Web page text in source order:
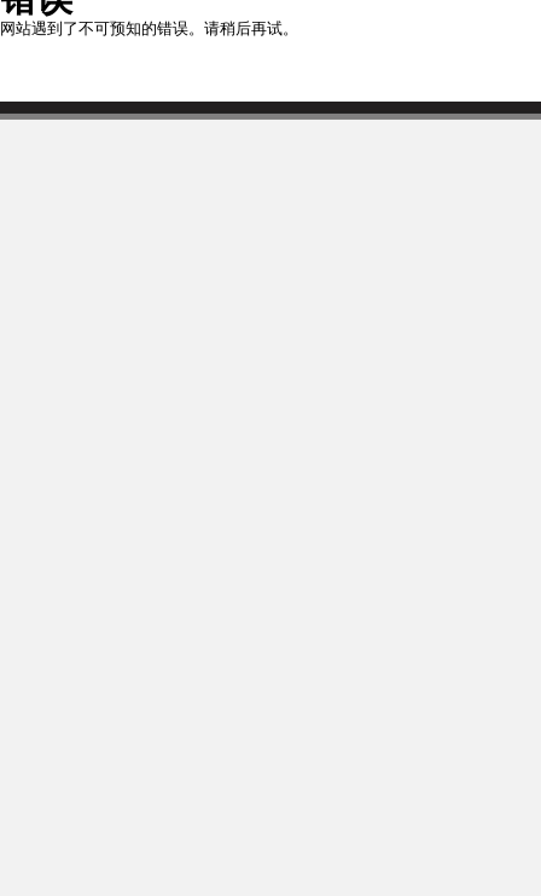
网站遇到了不可预知的错误。请稍后再试。